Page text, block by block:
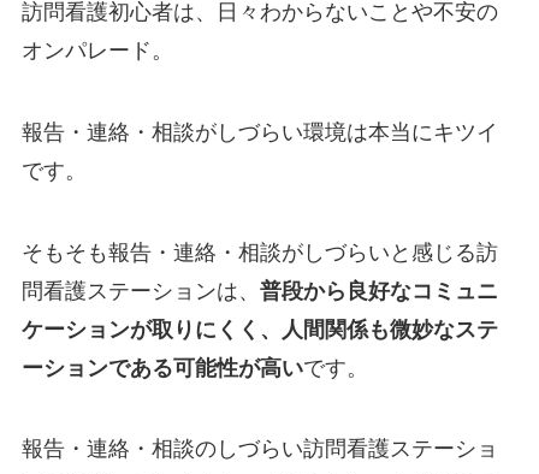
訪問看護初心者は、日々わからないことや不安の
オンパレード。
報告・連絡・相談がしづらい環境は本当にキツイ
です。
そもそも報告・連絡・相談がしづらいと感じる訪
問看護ステーションは、 普段から良好なコミュニ
ケーションが取りにくく、人間関係も微妙なステ
ーションである可能性が高いです。
報告・連絡・相談のしづらい訪問看護ステーショ